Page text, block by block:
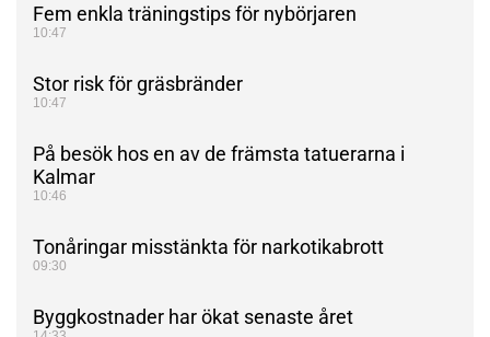
Fem enkla träningstips för nybörjaren
10:47
Stor risk för gräsbränder
10:47
På besök hos en av de främsta tatuerarna i
Kalmar
10:46
Tonåringar misstänkta för narkotikabrott
09:30
Byggkostnader har ökat senaste året